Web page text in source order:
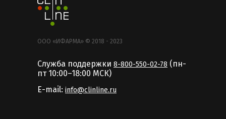
ООО «ИФАРМА» © 2018 - 2023
Служба поддержки 8-800-550-02-78 (пн-
пт 10:00–18:00 MCК)
E-mail: info@clinline.ru